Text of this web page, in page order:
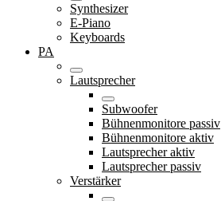
Synthesizer
E-Piano
Keyboards
PA
Lautsprecher
Subwoofer
Bühnenmonitore passiv
Bühnenmonitore aktiv
Lautsprecher aktiv
Lautsprecher passiv
Verstärker